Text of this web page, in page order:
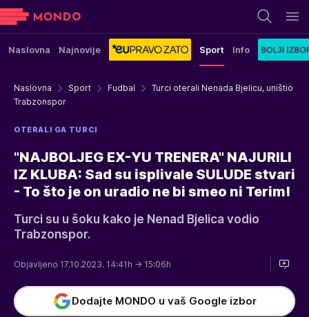
Naslovna Najnovije Sport Info
Naslovna Sport Fudbal
Turci oterali Nenada Bjelicu, uništio
Trabzonspor
OTERALI GA TURCI
"NAJBOLJEG EX-YU TRENERA" NAJURILI
IZ KLUBA: Sad su isplivale SULUDE stvari
- To što je on uradio ne bi smeo ni Terim!
Turci su u šoku kako je Nenad Bjelica vodio
Trabzonspor.
Objavljeno 17.10.2023. 14:41h → 15:06h
Dodajte MONDO u vaš Google izbor